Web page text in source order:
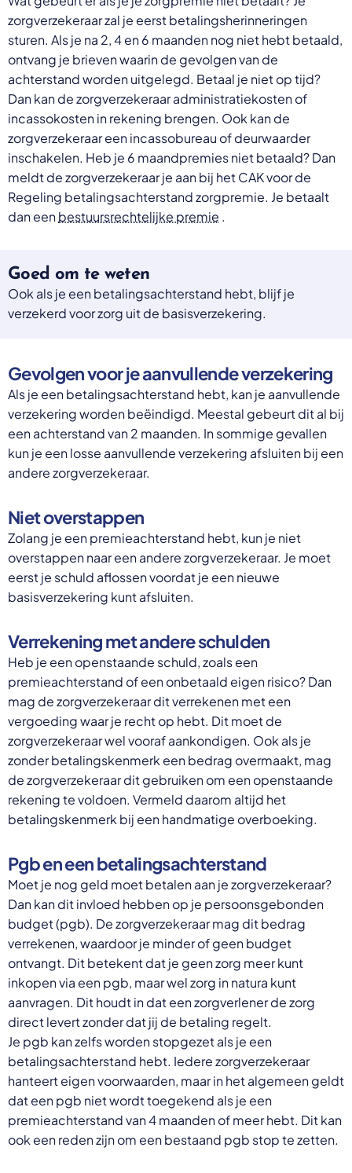
zorgverzekeraar zal je eerst betalingsherinneringen
sturen. Als je na 2, 4 en 6 maanden nog niet hebt betaald,
ontvang je brieven waarin de gevolgen van de
achterstand worden uitgelegd. Betaal je niet op tijd?
Dan kan de zorgverzekeraar administratiekosten of
incassokosten in rekening brengen. Ook kan de
zorgverzekeraar een incassobureau of deurwaarder
inschakelen. Heb je 6 maandpremies niet betaald? Dan
meldt de zorgverzekeraar je aan bij het CAK voor de
Regeling betalingsachterstand zorgpremie. Je betaalt
dan eenbestuursrechtelijke premie .
Goed om te weten
Ook als je een betalingsachterstand hebt, blijf je
verzekerd voor zorg uit de basisverzekering.
Gevolgen voor je aanvullende verzekering
Als je een betalingsachterstand hebt, kan je aanvullende
verzekering worden beëindigd. Meestal gebeurt dit al bij
een achterstand van 2 maanden. In sommige gevallen
kun je een losse aanvullende verzekering afsluiten bij een
andere zorgverzekeraar.
Niet overstappen
Zolang je een premieachterstand hebt, kun je niet
overstappen naar een andere zorgverzekeraar. Je moet
eerst je schuld aflossen voordat je een nieuwe
basisverzekering kunt afsluiten.
Verrekening met andere schulden
Heb je een openstaande schuld, zoals een
premieachterstand of een onbetaald eigen risico? Dan
mag de zorgverzekeraar dit verrekenen met een
vergoeding waar je recht op hebt. Dit moet de
zorgverzekeraar wel vooraf aankondigen. Ook als je
zonder betalingskenmerk een bedrag overmaakt, mag
de zorgverzekeraar dit gebruiken om een openstaande
rekening te voldoen. Vermeld daarom altijd het
betalingskenmerk bij een handmatige overboeking.
Pgb en een betalingsachterstand
Moet je nog geld moet betalen aan je zorgverzekeraar?
Dan kan dit invloed hebben op je persoonsgebonden
budget (pgb). De zorgverzekeraar mag dit bedrag
verrekenen, waardoor je minder of geen budget
ontvangt. Dit betekent dat je geen zorg meer kunt
inkopen via een pgb, maar wel zorg in natura kunt
aanvragen. Dit houdt in dat een zorgverlener de zorg
direct levert zonder dat jij de betaling regelt.
Je pgb kan zelfs worden stopgezet als je een
betalingsachterstand hebt. Iedere zorgverzekeraar
hanteert eigen voorwaarden, maar in het algemeen geldt
dat een pgb niet wordt toegekend als je een
premieachterstand van 4 maanden of meer hebt. Dit kan
ook een reden zijn om een bestaand pgb stop te zetten.